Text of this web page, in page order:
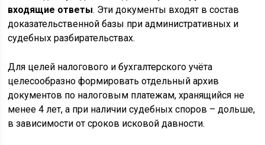
входящие ответы. Эти документы входят в состав
доказательственной базы при административных и
судебных разбирательствах.
Для целей налогового и бухгалтерского учёта
целесообразно формировать отдельный архив
документов по налоговым платежам, хранящийся не
менее 4 лет, а при наличии судебных споров – дольше,
в зависимости от сроков исковой давности.